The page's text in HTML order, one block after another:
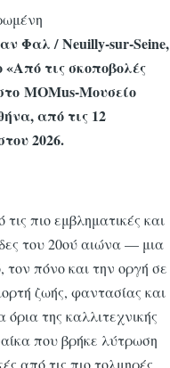
Φαλ / Neuilly-sur-Seine,
«Από τις σκοποβολές
MOMus-Μουσείο
από τις 12
2026.
πιο εμβληματικές και
του 20ού αιώνα — μια
τον πόνο και την οργή σε
ζωής, φαντασίας και
της καλλιτεχνικής
που βρήκε λύτρωση
από τις πιο τολμηρές